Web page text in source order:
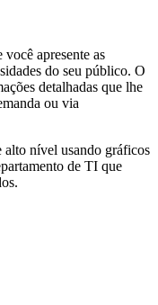
apresente as
do seu público. O
detalhadas que lhe
ou via
alto nível usando gráficos
de TI que